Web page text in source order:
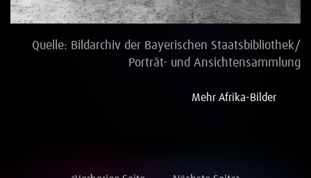
Quelle: Bildarchiv der Bayerischen Staatsbibliothek/
Porträt- und Ansichtensammlung
Mehr Afrika-Bilder